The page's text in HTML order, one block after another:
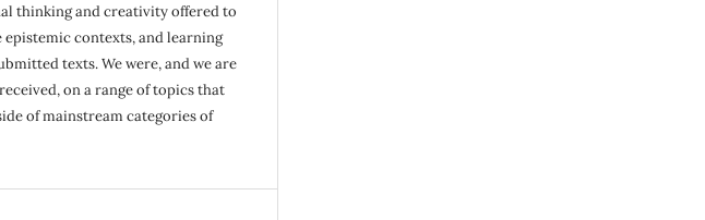
thinking and creativity offered to
contexts, and learning
texts. We were, and we are
on a range of topics that
of mainstream categories of